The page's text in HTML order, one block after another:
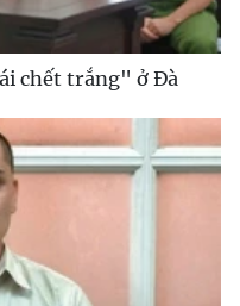
chết trắng" ở Đà